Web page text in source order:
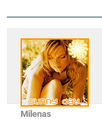
Milenas